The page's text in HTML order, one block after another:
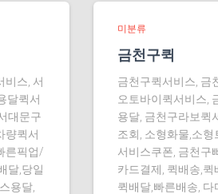
비스, 서
달퀵서
대문구
량퀵서
른픽업/
달,당일
용달,
미분류
금천구퀵
금천구퀵서비스, 금
오토바이퀵서비스,
용달, 금천구라보퀵
조회, 소형화물,소
서비스쿠폰, 금천구
카드결제, 퀵배송,퀵
퀵배달,빠른배송,